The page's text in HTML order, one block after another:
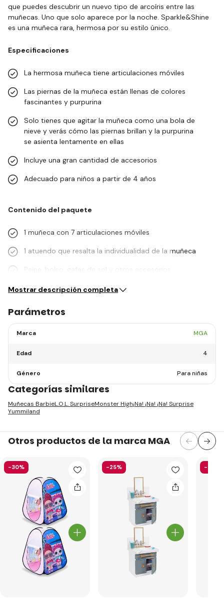
que puedes descubrir un nuevo tipo de arcoíris entre las
muñecas. Uno que solo aparece por la noche. Sparkle&Shine
es una muñeca rara, hermosa por su estilo único.
Especificaciones
La hermosa muñeca tiene articulaciones móviles
Las piernas de la muñeca están llenas de colores
fascinantes y purpurina
Solo tienes que agitar la muñeca como una bola de
nieve y verás cómo las piernas brillan y la purpurina
se asienta lentamente en ellas
Incluye una gran cantidad de accesorios
Adecuado para niños a partir de 4 años
Contenido del paquete
1 muñeca con 7 articulaciones móviles
1 atuendo que resalta la individualidad de la muñeca
Peine, bolso, gafas de sol y otros accesorios
Mostrar descripción completa
Parámetros
Marca MGA
Edad 4
Género Para niñas
Categorías similares
Muñecas BarbieL.O.L. SurpriseMonster High¡Na! ¡Na! ¡Na! Surprise
Yummiland
Otros productos de la marca MGA
-30% -25% -36%